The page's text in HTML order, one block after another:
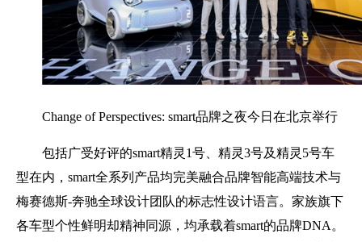
Change of Perspectives: smart品牌之夜今日在北京举行
包括广受好评的smart精灵1号、精灵3号及精灵5号车
型在内，smart全系列产品均完美融合品牌智能高端技术与
梅赛德斯-奔驰全球设计团队的标志性设计语言。家族旗下
各车型个性鲜明却精神同源，均承载着smart的品牌DNA。